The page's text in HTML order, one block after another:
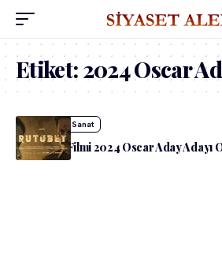
Etiket:2024 Oscar
admin Kültür Sanat
“Rutubet” Filmi 2024 Oscar Aday Adayı